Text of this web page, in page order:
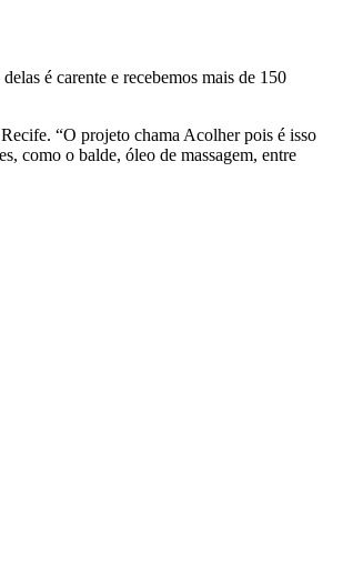
é carente e recebemos mais de 150
“O projeto chama Acolher pois é isso
como o balde, óleo de massagem, entre